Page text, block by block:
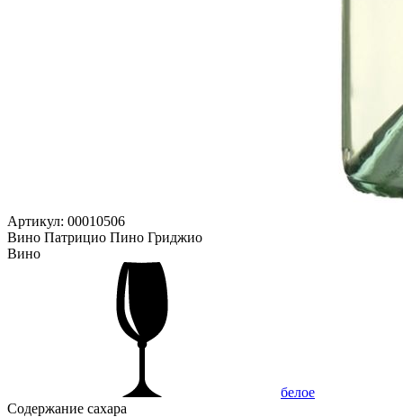
Артикул: 00010506
Вино Патрицио Пино Гриджио
Вино
белое
Содержание сахара